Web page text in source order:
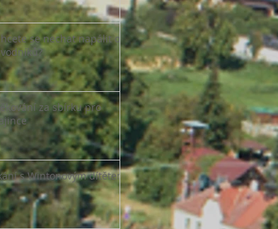
se nechat napálit od
za sbírku pro
s Wintonovým dítětem